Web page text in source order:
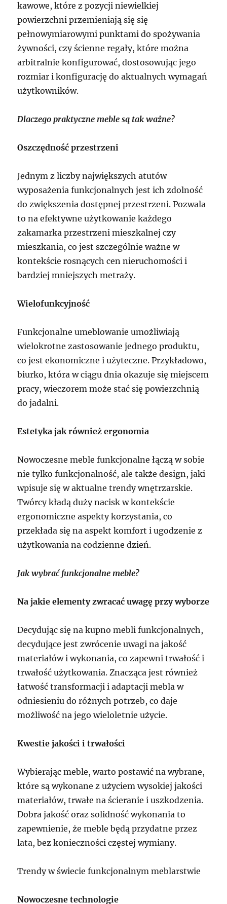
kawowe, które z pozycji niewielkiej
powierzchni przemieniają się się
pełnowymiarowymi punktami do spożywania
żywności, czy ścienne regały, które można
arbitralnie konfigurować, dostosowując jego
rozmiar i konfigurację do aktualnych wymagań
użytkowników.
Dlaczego praktyczne meble są tak ważne?
Oszczędność przestrzeni
Jednym z liczby największych atutów
wyposażenia funkcjonalnych jest ich zdolność
do zwiększenia dostępnej przestrzeni. Pozwala
to na efektywne użytkowanie każdego
zakamarka przestrzeni mieszkalnej czy
mieszkania, co jest szczególnie ważne w
kontekście rosnących cen nieruchomości i
bardziej mniejszych metraży.
Wielofunkcyjność
Funkcjonalne umeblowanie umożliwiają
wielokrotne zastosowanie jednego produktu,
co jest ekonomiczne i użyteczne. Przykładowo,
biurko, która w ciągu dnia okazuje się miejscem
pracy, wieczorem może stać się powierzchnią
do jadalni.
Estetyka jak również ergonomia
Nowoczesne meble funkcjonalne łączą w sobie
nie tylko funkcjonalność, ale także design, jaki
wpisuje się w aktualne trendy wnętrzarskie.
Twórcy kładą duży nacisk w kontekście
ergonomiczne aspekty korzystania, co
przekłada się na aspekt komfort i ugodzenie z
użytkowania na codzienne dzień.
Jak wybrać funkcjonalne meble?
Na jakie elementy zwracać uwagę przy wyborze
Decydując się na kupno mebli funkcjonalnych,
decydujące jest zwrócenie uwagi na jakość
materiałów i wykonania, co zapewni trwałość i
trwałość użytkowania. Znacząca jest również
łatwość transformacji i adaptacji mebla w
odniesieniu do różnych potrzeb, co daje
możliwość na jego wieloletnie użycie.
Kwestie jakości i trwałości
Wybierając meble, warto postawić na wybrane,
które są wykonane z użyciem wysokiej jakości
materiałów, trwałe na ścieranie i uszkodzenia.
Dobra jakość oraz solidność wykonania to
zapewnienie, że meble będą przydatne przez
lata, bez konieczności częstej wymiany.
Trendy w świecie funkcjonalnym meblarstwie
Nowoczesne technologie